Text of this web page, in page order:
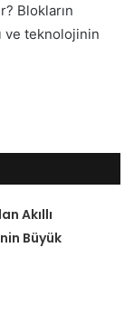
Blokların
ve teknolojinin
Akıllı
Büyük